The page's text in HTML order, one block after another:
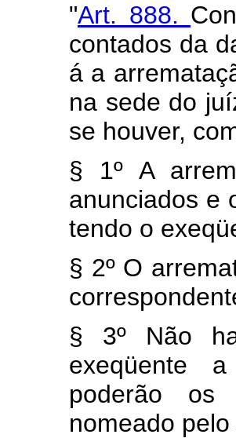
"Art. 888.
contados da
á a
na sede do
se houver,
§ 1º A
anunciados e
tendo o
§ 2º O
§ 3º Não
exeqüente
poderão os
nomeado